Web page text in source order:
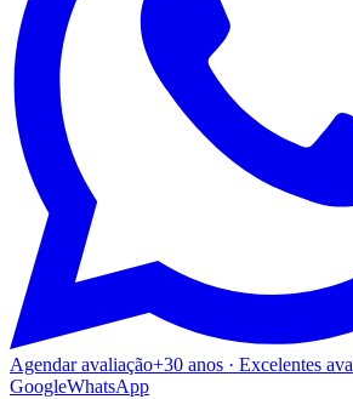
Agendar avaliação+30 anos · Excelentes
GoogleWhatsApp